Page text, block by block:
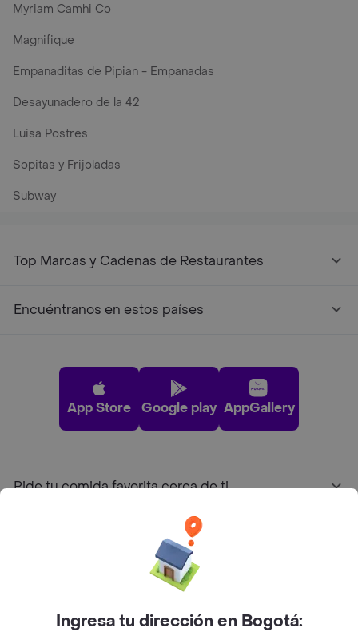
Myriam Camhi Co
Magnifique
Empanaditas de Pipian - Empanadas
Desayunadero de la 42
Luisa Postres
Sopitas y Frijoladas
Subway
Top Marcas y Cadenas de Restaurantes
Encuéntranos en estos países
App Store Google play AppGallery
Pide tu comida favorita cerca de ti
Ingresa tu dirección en Bogotá: